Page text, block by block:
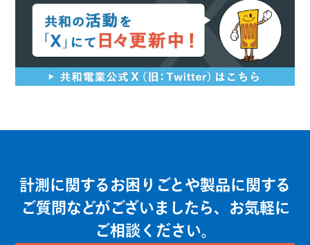
計測に関するお困りごとや製品に関する
ご質問などがございましたら、お気軽に
ご相談ください。